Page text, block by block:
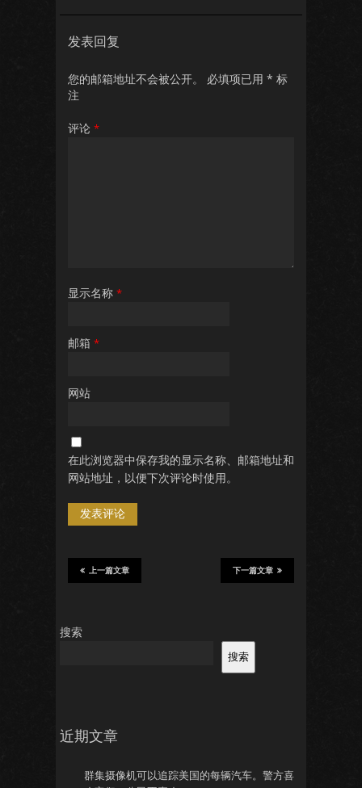
发表回复
您的邮箱地址不会被公开。 必填项已用 * 标
注
评论 *
显示名称 *
邮箱 *
网站
在此浏览器中保存我的显示名称、邮箱地址和
网站地址，以便下次评论时使用。
下一篇文章
上一篇文章
搜索
搜索
近期文章
群集摄像机可以追踪美国的每辆汽车。警方喜